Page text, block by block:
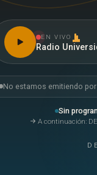
EN VIVO
Radio
No estamos emitiendo
Sin
A continuación: